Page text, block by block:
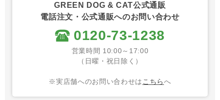
GREEN DOG & CAT公式通販
電話注文・公式通販へのお問い合わせ
0120-73-1238
営業時間 10:00～17:00
（日曜・祝日除く）
※実店舗へのお問い合わせは こちらへ